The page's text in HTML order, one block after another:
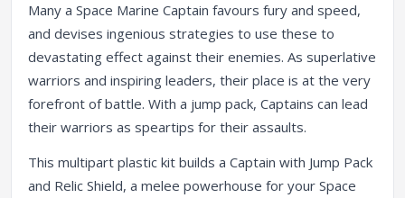
Many a Space Marine Captain favours fury and speed,
and devises ingenious strategies to use these to
devastating effect against their enemies. As superlative
warriors and inspiring leaders, their place is at the very
forefront of battle. With a jump pack, Captains can lead
their warriors as speartips for their assaults.
This multipart plastic kit builds a Captain with Jump Pack
and Relic Shield, a melee powerhouse for your Space